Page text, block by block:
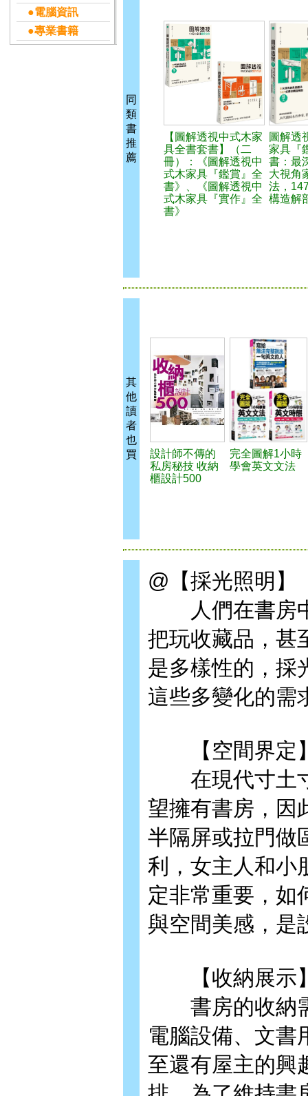
●電腦資訊
●專業書籍
同
類
書
推
薦
【圖解透視中式木家
具全書套書】（二
冊）：《圖解透視中
式木家具『鑑賞』全
書》、《圖解透視中
式木家具『實作』全
書》
圖解透
家具『
書：最
大視角
法，
構造解
其
他
讀
者
也
買
設計師不傳的
私房秘技 收納
櫃設計500
完全圖解1小時
學會英文文法
@【採光照明】
人們在書房中
把玩收藏品，甚
是多樣性的，採
這些多變化的需
【空間界定
在現代寸土寸
望擁有書房，因
半隔屏或拉門
利，女主人和小
定非常重要，如
與空間美感，是
【收納展示
書房的收納需
電腦設備、文
至還有屋主的興